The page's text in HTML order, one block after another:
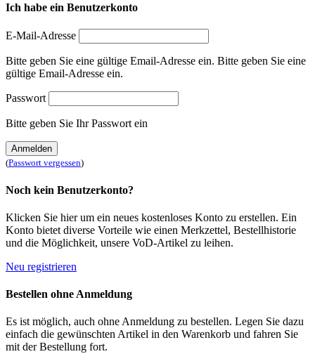
Ich habe ein Benutzerkonto
E-Mail-Adresse
Bitte geben Sie eine gültige Email-Adresse ein. Bitte geben Sie eine
gültige Email-Adresse ein.
Passwort
Bitte geben Sie Ihr Passwort ein
Anmelden
(Passwort vergessen)
Noch kein Benutzerkonto?
Klicken Sie hier um ein neues kostenloses Konto zu erstellen. Ein
Konto bietet diverse Vorteile wie einen Merkzettel, Bestellhistorie
und die Möglichkeit, unsere VoD-Artikel zu leihen.
Neu registrieren
Bestellen ohne Anmeldung
Es ist möglich, auch ohne Anmeldung zu bestellen. Legen Sie dazu
einfach die gewünschten Artikel in den Warenkorb und fahren Sie
mit der Bestellung fort.